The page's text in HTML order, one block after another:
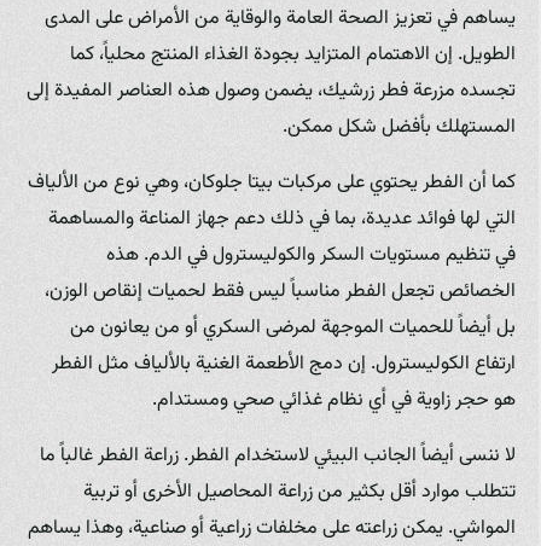
يساهم في تعزيز الصحة العامة والوقاية من الأمراض على المدى
الطويل. إن الاهتمام المتزايد بجودة الغذاء المنتج محلياً، كما
تجسده مزرعة فطر زرشيك، يضمن وصول هذه العناصر المفيدة إلى
المستهلك بأفضل شكل ممكن.
كما أن الفطر يحتوي على مركبات بيتا جلوكان، وهي نوع من الألياف
التي لها فوائد عديدة، بما في ذلك دعم جهاز المناعة والمساهمة
في تنظيم مستويات السكر والكوليسترول في الدم. هذه
الخصائص تجعل الفطر مناسباً ليس فقط لحميات إنقاص الوزن،
بل أيضاً للحميات الموجهة لمرضى السكري أو من يعانون من
ارتفاع الكوليسترول. إن دمج الأطعمة الغنية بالألياف مثل الفطر
هو حجر زاوية في أي نظام غذائي صحي ومستدام.
لا ننسى أيضاً الجانب البيئي لاستخدام الفطر. زراعة الفطر غالباً ما
تتطلب موارد أقل بكثير من زراعة المحاصيل الأخرى أو تربية
المواشي. يمكن زراعته على مخلفات زراعية أو صناعية، وهذا يساهم